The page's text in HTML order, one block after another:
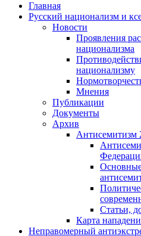
Главная
Русский национализм и
Новости
Проявления
национализма
национализму
Мнения
Публикации
Документы
Архив
Антисемитизм
Статьи,
Карта
Неправомерный